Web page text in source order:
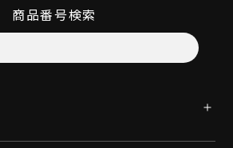
商品番号検索